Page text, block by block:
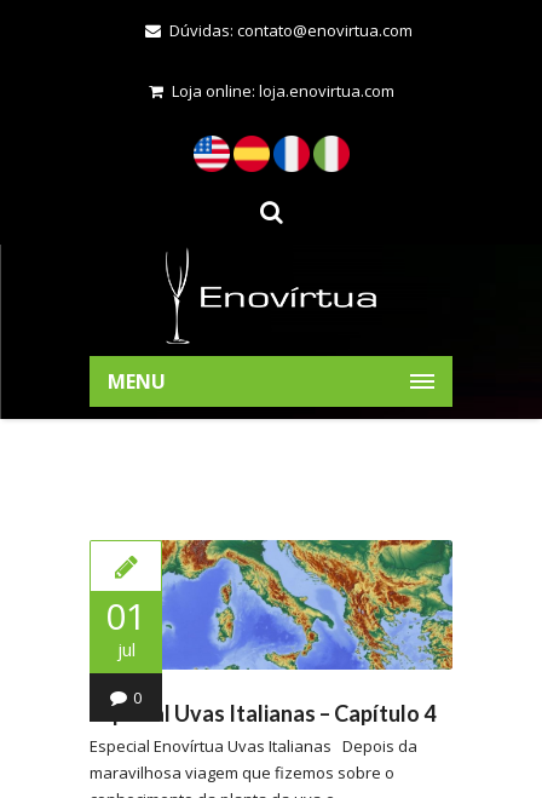
Dúvidas: contato@enovirtua.com
Loja online: loja.enovirtua.com
MENU
01
jul
0
Especial Uvas Italianas – Capítulo 4
Especial Enovírtua Uvas Italianas Depois da
maravilhosa viagem que fizemos sobre o